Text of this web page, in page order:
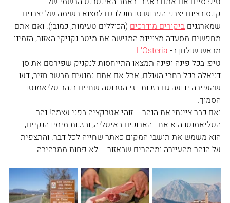
קונסורציום יצרני הפרושוטו תוכלו גם למצוא רשימה של יצרנים
שמארגנים ביקורים מודרכים (הכוללים טעימות, כמובן). ואם אתם
מחפשים מסעדה מצויינת המגישה את מיטב נקניקי האזור, הזמינו
מראש שולחן ב- L’Osteria
.
טיפ: בכל פינה ופינה תמצאו התייחסות לנקניק שפירסם את סן
דניאלה בכל רחבי העולם, אבל אם אתם נמנעים מבשר חזיר, דעו
שהעיירה ידועה גם בזכות דגי הטרוטה שחיים בנהר טליאמנטו
הסמוך.
ואם כבר ציינתי את הנהר – זוהי אטרקציה בפני עצמה! נהר
הטליאמנטו הוא אחד הארוכים באיטליה, ובזכות מימיו הנקיים,
הוא משמש את תושבי המקום כאתר שחייה לכל דבר. והתצפית
על הנהר מהעיירה ומההרים שבאזור – לא פחות ממרהיבה.